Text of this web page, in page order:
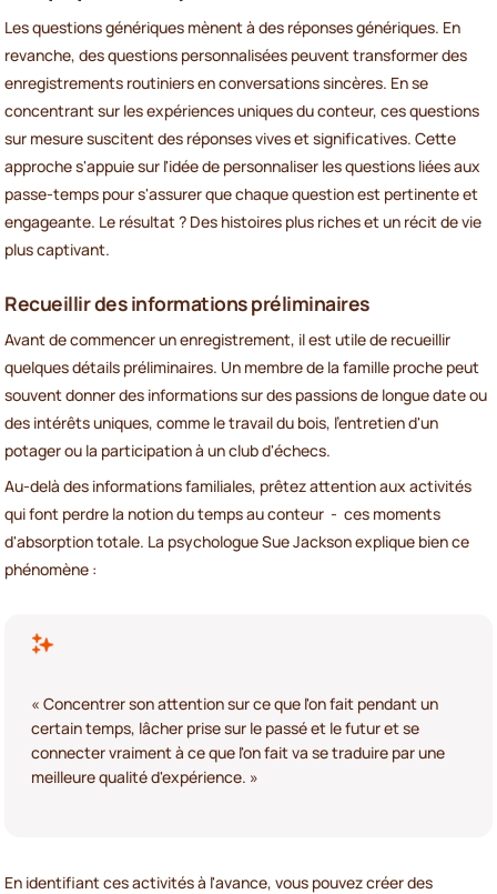
Les questions génériques mènent à des réponses génériques. En
revanche, des questions personnalisées peuvent transformer des
enregistrements routiniers en conversations sincères. En se
concentrant sur les expériences uniques du conteur, ces questions
sur mesure suscitent des réponses vives et significatives. Cette
approche s'appuie sur l'idée de personnaliser les questions liées aux
passe-temps pour s'assurer que chaque question est pertinente et
engageante. Le résultat ? Des histoires plus riches et un récit de vie
plus captivant.
Recueillir des informations préliminaires
Avant de commencer un enregistrement, il est utile de recueillir
quelques détails préliminaires. Un membre de la famille proche peut
souvent donner des informations sur des passions de longue date ou
des intérêts uniques, comme le travail du bois, l'entretien d'un
potager ou la participation à un club d'échecs.
Au-delà des informations familiales, prêtez attention aux activités
qui font perdre la notion du temps au conteur - ces moments
d'absorption totale. La psychologue Sue Jackson explique bien ce
phénomène :
« Concentrer son attention sur ce que l'on fait pendant un
certain temps, lâcher prise sur le passé et le futur et se
connecter vraiment à ce que l'on fait va se traduire par une
meilleure qualité d'expérience. »
En identifiant ces activités à l'avance, vous pouvez créer des